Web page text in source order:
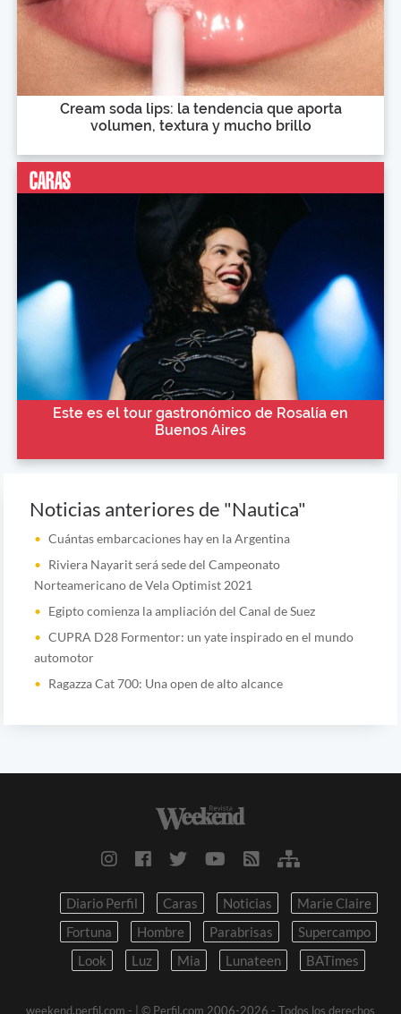
Cream soda lips: la tendencia que aporta
volumen, textura y mucho brillo
Este es el tour gastronómico de Rosalía en
Buenos Aires
Noticias anteriores de "Nautica"
Cuántas embarcaciones hay en la Argentina
Riviera Nayarit será sede del Campeonato
Norteamericano de Vela Optimist 2021
Egipto comienza la ampliación del Canal de Suez
CUPRA D28 Formentor: un yate inspirado en el mundo
automotor
Ragazza Cat 700: Una open de alto alcance
Diario Perfil Caras Noticias
Marie Claire
Fortuna
Hombre Parabrisas
Supercampo
Look
Luz Mia Lunateen BATimes
weekend.perfil.com - | © Perfil.com 2006-2026 - Todos los derechos